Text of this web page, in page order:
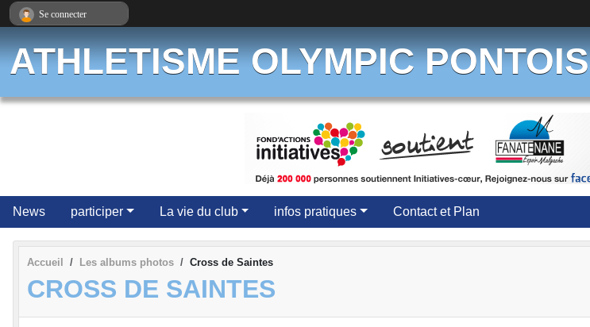
ATHLETISME OLYMPIC PONTOIS
News participer La vie du club infos pratiques Contact et Plan
Accueil Les albums photos Cross de Saintes
CROSS DE SAINTES
Se connecter
Panneau de gestion des cookies